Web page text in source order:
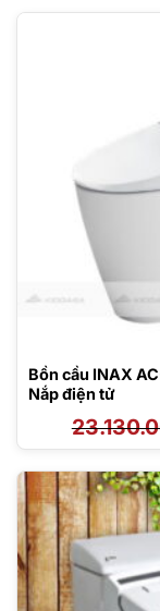
Bồn cầu INAX
Nắp điện tử